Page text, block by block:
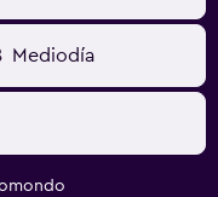
Mediodía